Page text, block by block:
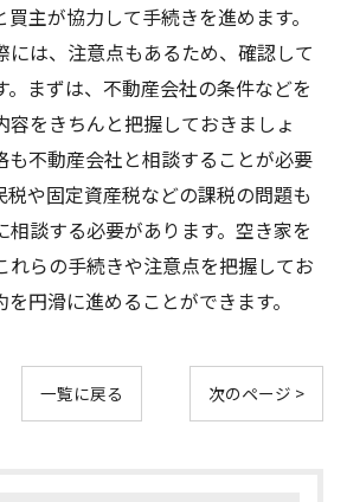
主が協力して手続きを進めます。
には、注意点もあるため、確認して
。まずは、不動産会社の条件などを
容をきちんと把握しておきましょ
も不動産会社と相談することが必要
税や固定資産税などの課税の問題も
相談する必要があります。空き家を
れらの手続きや注意点を把握してお
円滑に進めることができます。
一覧に戻る 次のページ >